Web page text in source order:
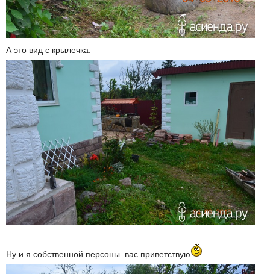
А это вид с крылечка.
Ну и я собственной персоны. вас приветствую